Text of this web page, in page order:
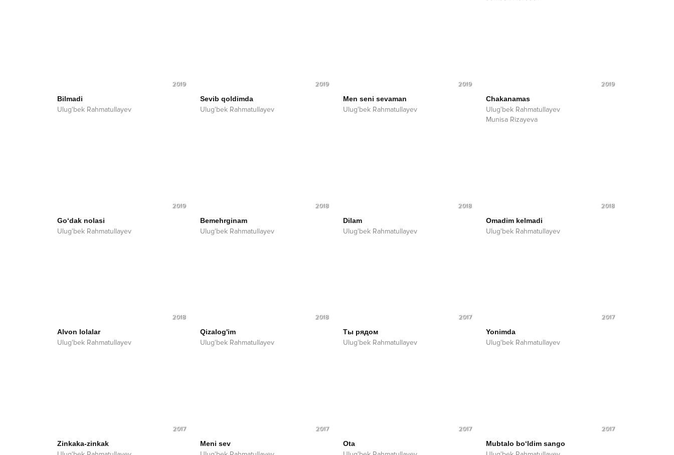
2019
Bilmadi
Ulug'bek Rahmatullayev
2019
Sevib qoldimda
Ulug'bek Rahmatullayev
2019
Men seni sevaman
Ulug'bek Rahmatullayev
2019
Chakanamas
Ulug'bek Rahmatullayev
Munisa Rizayeva
2019
Go‘dak nolasi
Ulug'bek Rahmatullayev
2018
Bemehrginam
Ulug'bek Rahmatullayev
2018
Dilam
Ulug'bek Rahmatullayev
2018
Omadim kelmadi
Ulug'bek Rahmatullayev
2018
Alvon lolalar
Ulug'bek Rahmatullayev
2018
Qizalog'im
Ulug'bek Rahmatullayev
2017
Ты рядом
Ulug'bek Rahmatullayev
2017
Yonimda
Ulug'bek Rahmatullayev
2017
Zinkaka-zinkak
2017
Meni sev
2017
Ota
2017
Mubtalo bo‘ldim sango